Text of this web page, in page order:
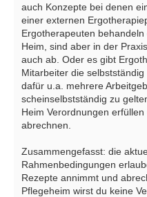
auch Konzepte bei denen
einer externen
Ergotherapeuten
Heim, sind aber in der
auch ab. Oder es gibt
Mitarbeiter die
dafür u.a. mehrere
scheinselbstständig zu
Heim Verordnungen
abrechnen.
Zusammengefasst: die
Rahmenbedingungen
Rezepte annimmt und
Pflegeheim wirst du keine